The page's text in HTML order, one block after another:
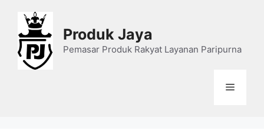
content
Produk Jaya
Pemasar Produk Rakyat Layanan Paripurna
Menu